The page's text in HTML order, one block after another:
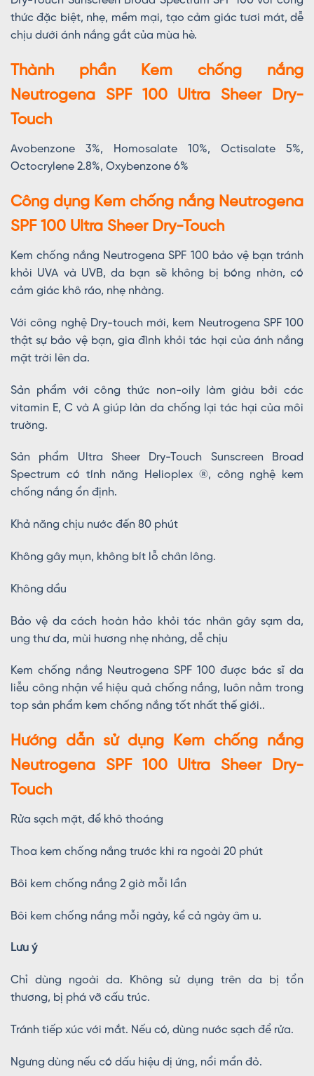
thức đặc biệt, nhẹ, mềm mại, tạo cảm giác tươi mát, dễ
chịu dưới ánh nắng gắt của mùa hè.
Thành phần Kem chống nắng
Neutrogena SPF 100 Ultra Sheer Dry-
Touch
Avobenzone 3%, Homosalate 10%, Octisalate 5%,
Octocrylene 2.8%, Oxybenzone 6%
Công dụng Kem chống nắng Neutrogena
SPF 100 Ultra Sheer Dry-Touch
Kem chống nắng Neutrogena SPF 100 bảo vệ bạn tránh
khỏi UVA và UVB, da bạn sẽ không bị bóng nhờn, có
cảm giác khô ráo, nhẹ nhàng.
Với công nghệ Dry-touch mới, kem Neutrogena SPF 100
thật sự bảo vệ bạn, gia đình khỏi tác hại của ánh nắng
mặt trời lên da.
Sản phẩm với công thức non-oily làm giàu bởi các
vitamin E, C và A giúp làn da chống lại tác hại của môi
trường.
Sản phẩm Ultra Sheer Dry-Touch Sunscreen Broad
Spectrum có tính năng Helioplex ®, công nghệ kem
chống nắng ổn định.
Khả năng chịu nước đến 80 phút
Không gây mụn, không bít lỗ chân lông.
Không dầu
Bảo vệ da cách hoàn hảo khỏi tác nhân gây sạm da,
ung thư da, mùi hương nhẹ nhàng, dễ chịu
Kem chống nắng Neutrogena SPF 100 được bác sĩ da
liễu công nhận về hiệu quả chống nắng, luôn nằm trong
top sản phẩm kem chống nắng tốt nhất thế giới..
Hướng dẫn sử dụng Kem chống nắng
Neutrogena SPF 100 Ultra Sheer Dry-
Touch
Rửa sạch mặt, để khô thoáng
Thoa kem chống nắng trước khi ra ngoài 20 phút
Bôi kem chống nắng 2 giờ mỗi lần
Bôi kem chống nắng mỗi ngày, kể cả ngày âm u.
Lưu ý
Chỉ dùng ngoài da. Không sử dụng trên da bị tổn
thương, bị phá vỡ cấu trúc.
Tránh tiếp xúc với mắt. Nếu có, dùng nước sạch để rửa.
Ngưng dùng nếu có dấu hiệu dị ứng, nổi mẩn đỏ.